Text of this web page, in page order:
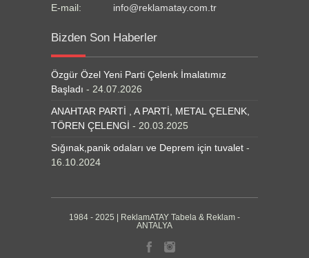
E-mail:
info@reklamatay.com.tr
Bizden Son Haberler
Özgür Özel Yeni Parti Çelenk İmalatımız
Başladı - 24.07.2026
ANAHTAR PARTİ , A PARTİ, METAL ÇELENK,
TÖREN ÇELENGİ - 20.03.2025
Sığınak,panik odaları ve Deprem için tuvalet -
16.10.2024
1984 - 2025 | ReklamATAY Tabela & Reklam -
ANTALYA